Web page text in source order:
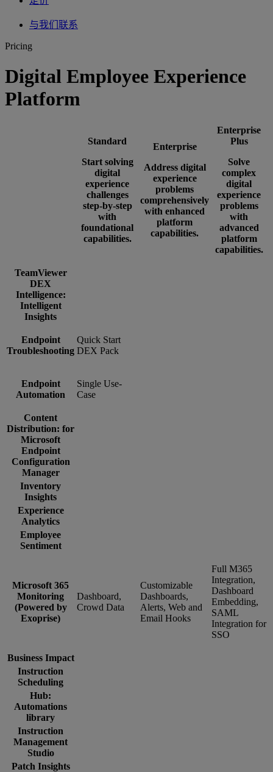
与我们联系
Pricing
Digital Employee Experience
Platform
Standard
Start solving
digital
experience
challenges
step-by-step
with
foundational
capabilities.
Enterprise
Address digital
experience
problems
comprehensively
with enhanced
platform
capabilities.
Enterprise
Plus
Solve
complex
digital
experience
problems
with
advanced
platform
capabilities.
TeamViewer
DEX
Intelligence:
Intelligent
Insights
Endpoint
Troubleshooting
Quick Start
DEX Pack
Endpoint
Automation
Single Use-
Case
Content
Distribution: for
Microsoft
Endpoint
Configuration
Manager
Inventory
Insights
Experience
Analytics
Employee
Sentiment
Microsoft 365
Monitoring
(Powered by
Exoprise)
Dashboard,
Crowd Data
Customizable
Dashboards,
Alerts, Web and
Email Hooks
Full M365
Integration,
Dashboard
Embedding,
SAML
Integration for
SSO
Business Impact
Instruction
Scheduling
Hub:
Automations
library
Instruction
Management
Studio
Patch Insights